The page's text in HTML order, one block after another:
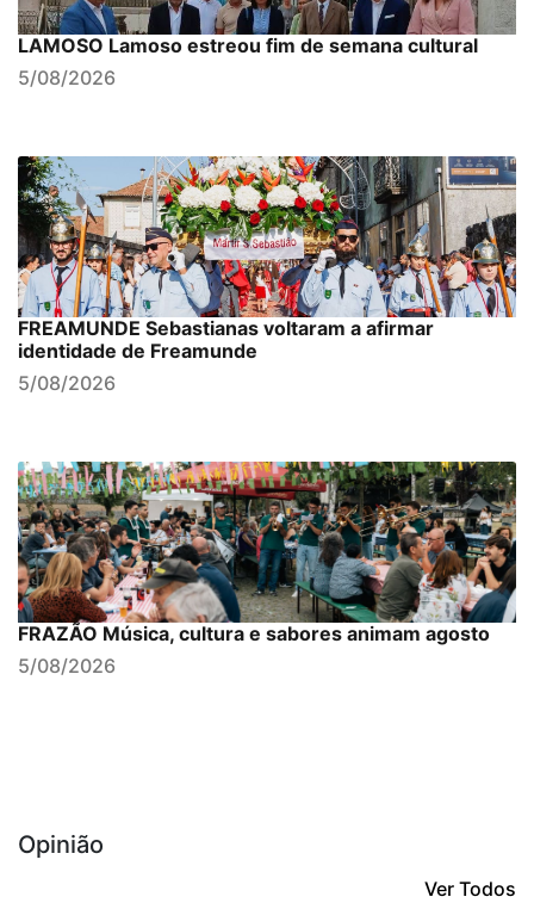
LAMOSO Lamoso estreou fim de semana cultural
5/08/2026
FREAMUNDE Sebastianas voltaram a afirmar
identidade de Freamunde
5/08/2026
FRAZÃO Música, cultura e sabores animam agosto
5/08/2026
Opinião
Ver Todos